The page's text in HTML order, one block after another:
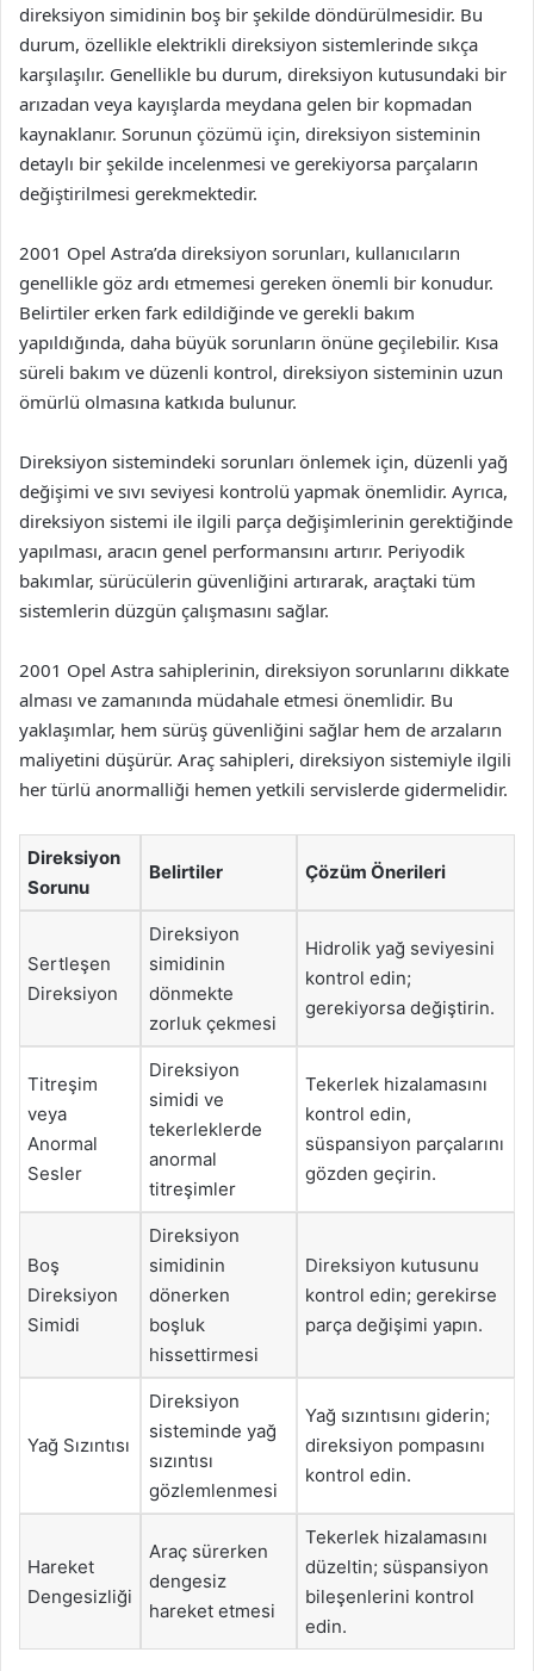
direksiyon simidinin boş bir şekilde döndürülmesidir. Bu
durum, özellikle elektrikli direksiyon sistemlerinde sıkça
karşılaşılır. Genellikle bu durum, direksiyon kutusundaki bir
arızadan veya kayışlarda meydana gelen bir kopmadan
kaynaklanır. Sorunun çözümü için, direksiyon sisteminin
detaylı bir şekilde incelenmesi ve gerekiyorsa parçaların
değiştirilmesi gerekmektedir.
2001 Opel Astra’da direksiyon sorunları, kullanıcıların
genellikle göz ardı etmemesi gereken önemli bir konudur.
Belirtiler erken fark edildiğinde ve gerekli bakım
yapıldığında, daha büyük sorunların önüne geçilebilir. Kısa
süreli bakım ve düzenli kontrol, direksiyon sisteminin uzun
ömürlü olmasına katkıda bulunur.
Direksiyon sistemindeki sorunları önlemek için, düzenli yağ
değişimi ve sıvı seviyesi kontrolü yapmak önemlidir. Ayrıca,
direksiyon sistemi ile ilgili parça değişimlerinin gerektiğinde
yapılması, aracın genel performansını artırır. Periyodik
bakımlar, sürücülerin güvenliğini artırarak, araçtaki tüm
sistemlerin düzgün çalışmasını sağlar.
2001 Opel Astra sahiplerinin, direksiyon sorunlarını dikkate
alması ve zamanında müdahale etmesi önemlidir. Bu
yaklaşımlar, hem sürüş güvenliğini sağlar hem de arzaların
maliyetini düşürür. Araç sahipleri, direksiyon sistemiyle ilgili
her türlü anormalliği hemen yetkili servislerde gidermelidir.
Direksiyon
Sorunu
Belirtiler Çözüm Önerileri
Sertleşen
Direksiyon
Direksiyon
simidinin
dönmekte
zorluk çekmesi
Hidrolik yağ seviyesini
kontrol edin;
gerekiyorsa değiştirin.
Titreşim
veya
Anormal
Sesler
Direksiyon
simidi ve
tekerleklerde
anormal
titreşimler
Tekerlek hizalamasını
kontrol edin,
süspansiyon parçalarını
gözden geçirin.
Boş
Direksiyon
Simidi
Direksiyon
simidinin
dönerken
boşluk
hissettirmesi
Direksiyon kutusunu
kontrol edin; gerekirse
parça değişimi yapın.
Yağ Sızıntısı
Direksiyon
sisteminde yağ
sızıntısı
gözlemlenmesi
Yağ sızıntısını giderin;
direksiyon pompasını
kontrol edin.
Hareket
Dengesizliği
Araç sürerken
dengesiz
hareket etmesi
Tekerlek hizalamasını
düzeltin; süspansiyon
bileşenlerini kontrol
edin.